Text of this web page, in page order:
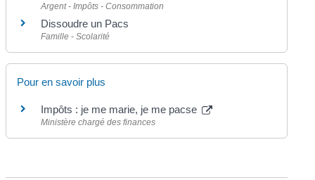
Argent - Impôts - Consommation
Dissoudre un Pacs
Famille - Scolarité
Pour en savoir plus
Impôts : je me marie, je me pacse
Ministère chargé des finances